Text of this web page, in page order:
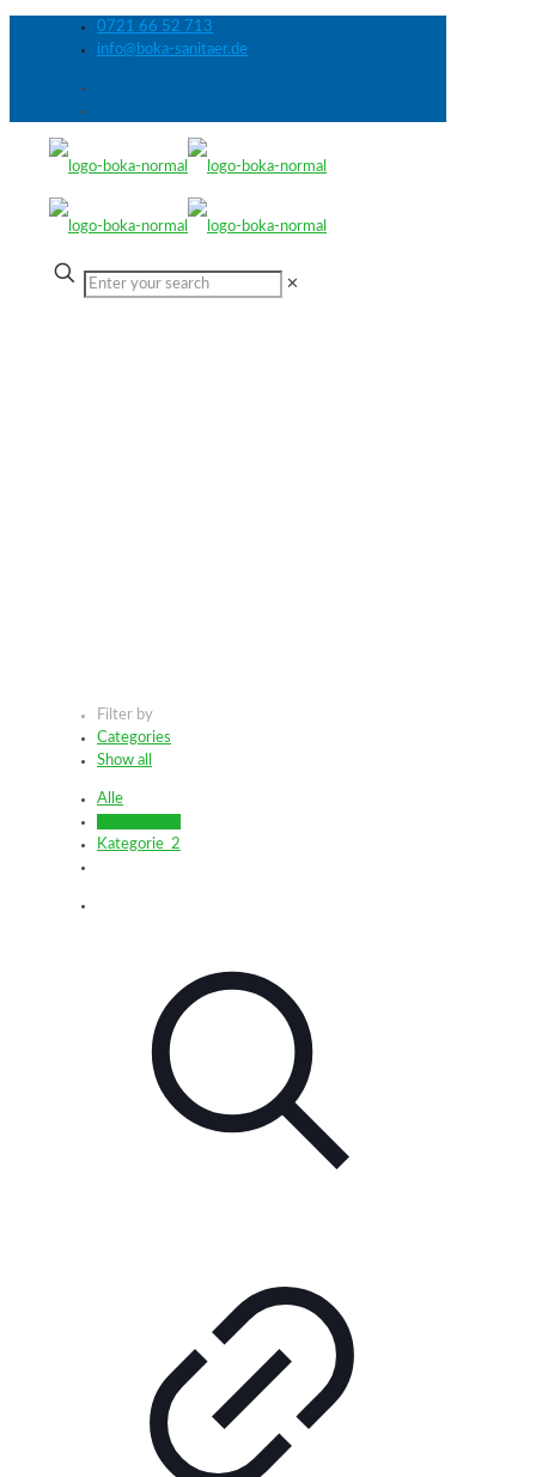
0721 66 52 713
info@boka-sanitaer.de
✕
Filter by
Categories
Show all
Alle
Kategorie_2